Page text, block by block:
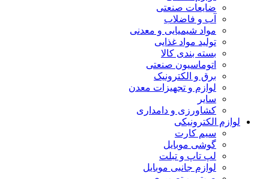
ضایعات صنعتی
آب و فاضلاب
مواد شیمیایی و معدنی
تولید مواد غذایی
بسته بندی کالا
اتوماسیون صنعتی
برق و الکترونیک
لوازم و تجهیزات معدن
سایر
کشاورزی و دامداری
لوازم الکترونیکی
سیم کارت
گوشی موبایل
لپ تاپ و تبلت
لوازم جانبی موبایل